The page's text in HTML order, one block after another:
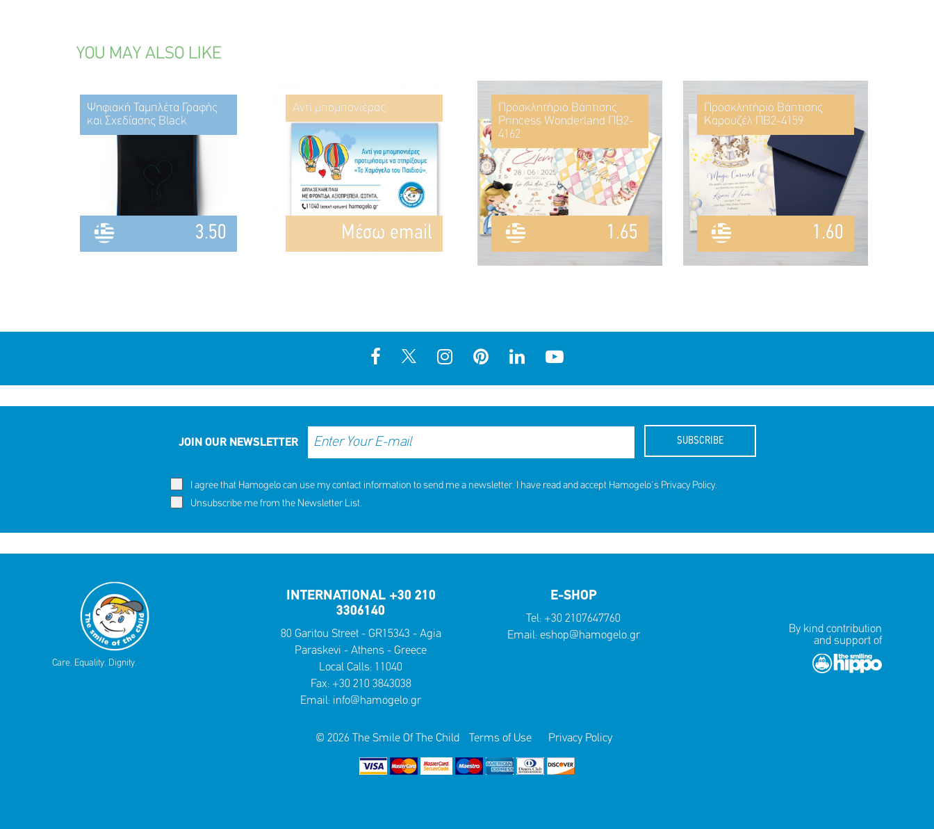
YOU MAY ALSO LIKE
Ψηφιακή Ταμπλέτα Γραφής
και Σχεδίασης Black
3.50
Αντί μπομπονιέρας
Mέσω email
Προσκλητήριο Βάπτισης
Princess Wonderland ΠΒ2-
4162
1.65
Προσκλητήριο Βάπτισης
Καρουζέλ ΠΒ2-4159
1.60
JOIN OUR NEWSLETTER SUBSCRIBE
I agree that Hamogelo can use my contact information to send me a newsletter. I have read and accept Hamogelo's Privacy Policy.
Unsubscribe me from the Newsletter List.
Care. Equality. Dignity.
INTERNATIONAL +30 210
3306140
80 Garitou Street - GR15343 - Agia
Paraskevi - Athens - Greece
Local Calls: 11040
Fax: +30 210 3843038
Email: info@hamogelo.gr
E-SHOP
Tel: +30 2107647760
Email: eshop@hamogelo.gr
By kind contribution
and support of
© 2026 The Smile Of The Child Terms of Use Privacy Policy